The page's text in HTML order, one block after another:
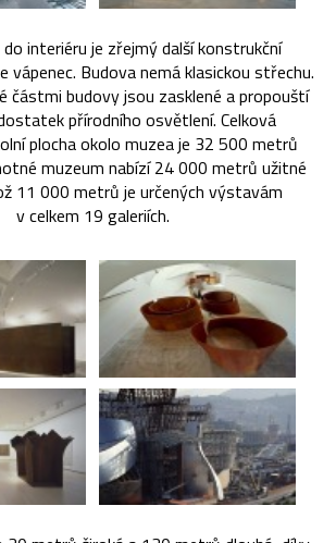
interiéru je zřejmý další konstrukční
vápenec. Budova nemá klasickou střechu.
částmi budovy jsou zasklené a propouští
přírodního osvětlení. Celková
plocha okolo muzea je 32 500 metrů
muzeum nabízí 24 000 metrů užitné
11 000 metrů je určených výstavám
v celkem 19 galeriích.